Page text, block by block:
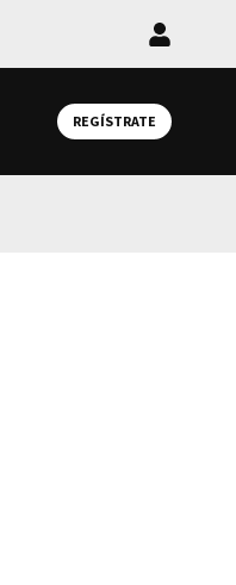
Iniciar
REGÍSTRATE